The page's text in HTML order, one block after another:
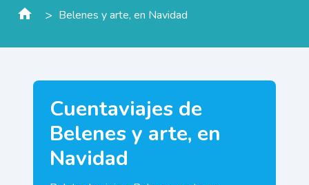
> Belenes y arte, en Navidad
Cuentaviajes de
Belenes y arte, en
Navidad